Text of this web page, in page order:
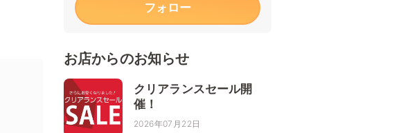
フォロー
お店からのお知らせ
クリアランスセール開
催！
2026年07月22日